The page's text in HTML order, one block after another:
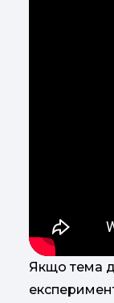
Якщо тема